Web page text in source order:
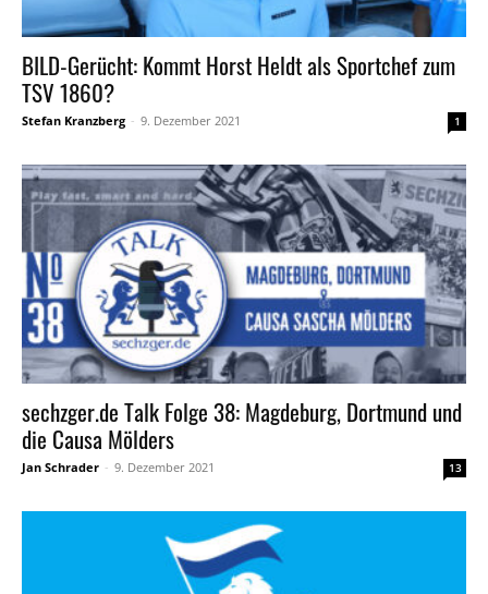
BILD-Gerücht: Kommt Horst Heldt als Sportchef zum
TSV 1860?
Stefan Kranzberg - 9. Dezember 2021 1
sechzger.de Talk Folge 38: Magdeburg, Dortmund und
die Causa Mölders
Jan Schrader - 9. Dezember 2021 13